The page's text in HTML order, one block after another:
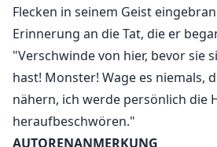
Flecken in seinem Geist
Erinnerung an die Tat, die er
"Verschwinde von hier, bevor sie
hast! Monster! Wage es niemals,
nähern, ich werde persönlich die
heraufbeschwören."
AUTORENANMERKUNG